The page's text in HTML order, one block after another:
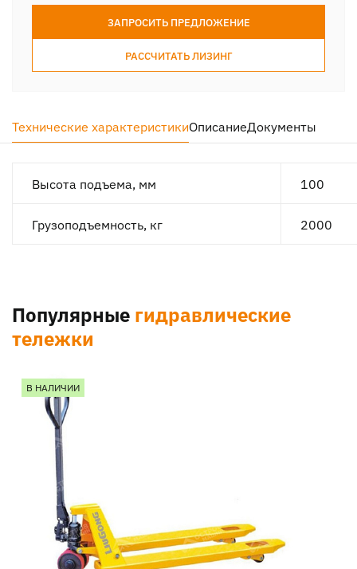
ЗАПРОСИТЬ ПРЕДЛОЖЕНИЕ
РАССЧИТАТЬ ЛИЗИНГ
Технические характеристикиОписаниеДокументы
Высота подъема, мм 100
Грузоподъемность, кг 2000
Популярные гидравлические
тележки
В НАЛИЧИИ